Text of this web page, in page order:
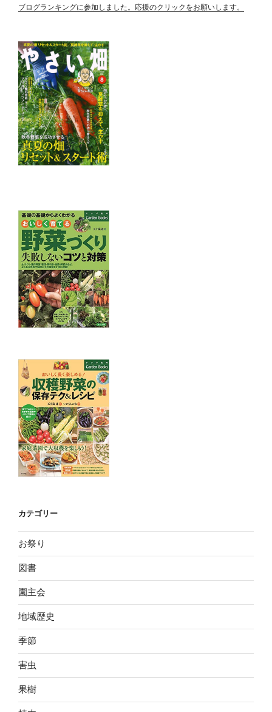
ブログランキングに参加しました。応援のクリックをお願いします。
カテゴリー
お祭り
図書
園主会
地域歴史
季節
害虫
果樹